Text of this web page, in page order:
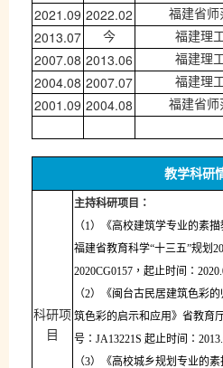
2021.09 2022.02 福建省师
2013.07 今 福建理
2007.08 2013.06 福建理
2004.08 2007.07 福建理
2001.09 2004.08 福建省师
教学科研
科研项
目
主持科研项目：
（1）《高校建筑学专业的素描
福建省教育科学“十三五”规划
2020CG0157 ，起止时间：
（2）《闽台古民居建筑色彩
筑色彩的启示和应用》省教育
号： JA13221S 起止时间：
（3）《高校城乡规划专业的